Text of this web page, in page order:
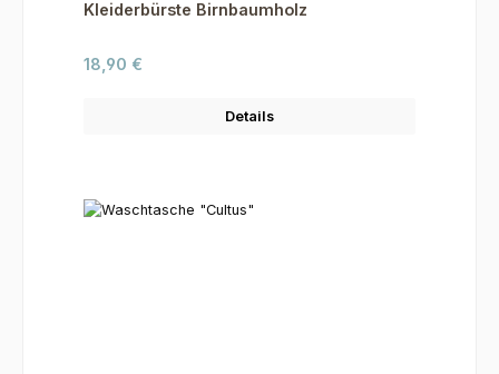
Kleiderbürste Birnbaumholz
Regulärer Preis:
18,90 €
Details